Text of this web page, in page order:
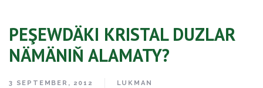
PEŞEWDÄKI KRISTAL DUZLAR
NÄMÄNIŇ ALAMATY?
3 SEPTEMBER, 2012 LUKMAN